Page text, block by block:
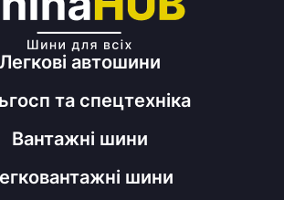
Легкові автошини
та спецтехніка
Вантажні шини
шини